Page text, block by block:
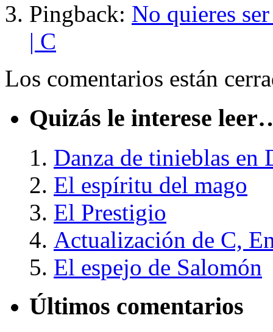
Pingback: No quieres
| C
Los comentarios están
Quizás le interese
Danza de tinieblas en
El espíritu del mago
El Prestigio
Actualización de C,
El espejo de Salomón
Últimos comentarios